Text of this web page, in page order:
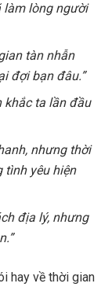
làm lòng người
tàn nhẫn
đợi bạn đâu.”
khắc ta lần đầu
nhưng thời
tình yêu hiện
địa lý, nhưng
hay về thời gian